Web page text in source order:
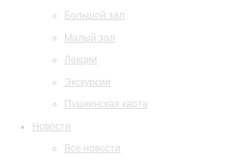
Большой зал
Малый зал
Лекции
Экскурсии
Пушкинская карта
Новости
Все новости